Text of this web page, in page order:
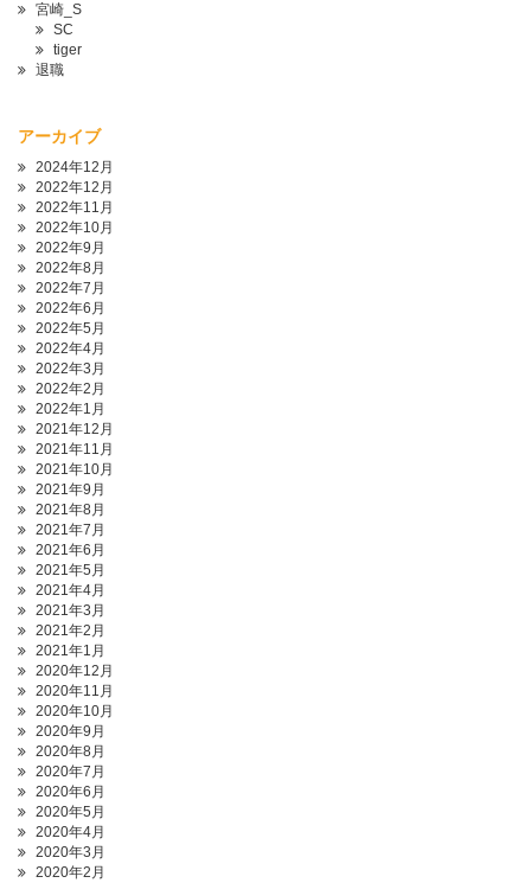
宮崎_S
SC
tiger
退職
アーカイブ
2024年12月
2022年12月
2022年11月
2022年10月
2022年9月
2022年8月
2022年7月
2022年6月
2022年5月
2022年4月
2022年3月
2022年2月
2022年1月
2021年12月
2021年11月
2021年10月
2021年9月
2021年8月
2021年7月
2021年6月
2021年5月
2021年4月
2021年3月
2021年2月
2021年1月
2020年12月
2020年11月
2020年10月
2020年9月
2020年8月
2020年7月
2020年6月
2020年5月
2020年4月
2020年3月
2020年2月